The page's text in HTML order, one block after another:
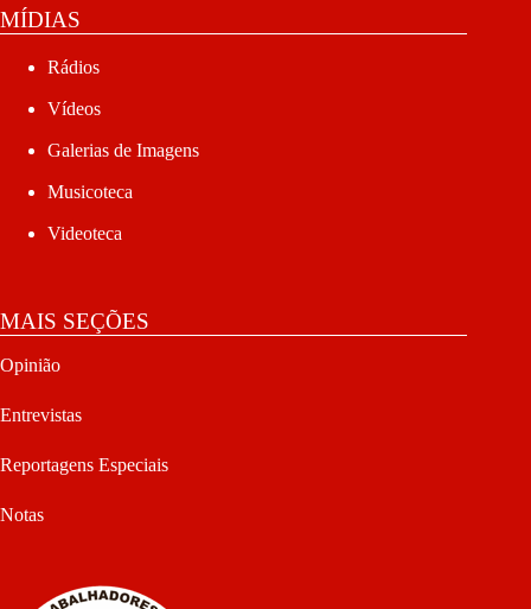
MÍDIAS
Rádios
Vídeos
Galerias de Imagens
Musicoteca
Videoteca
MAIS SEÇÕES
Opinião
Entrevistas
Reportagens Especiais
Notas